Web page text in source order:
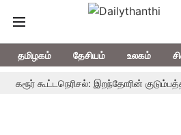
தமிழகம் தேசியம் உலகம்
கூட்டநெரிசல்: இறந்தோரின்